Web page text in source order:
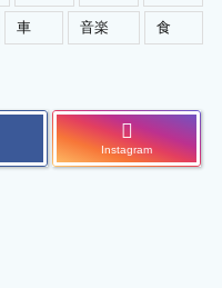
車 音楽 食
Instagram